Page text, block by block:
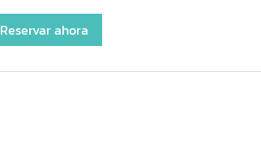
Reservar ahora